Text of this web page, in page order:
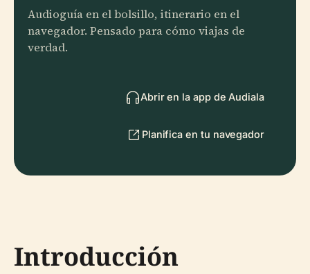
Audioguía en el bolsillo, itinerario en el
navegador. Pensado para cómo viajas de
verdad.
Abrir en la app de Audiala
Planifica en tu navegador
Introducción